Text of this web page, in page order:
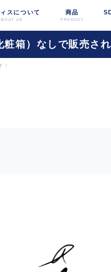
スについて
US
商品
PRODUCT
粧箱）なしで販売さ
！